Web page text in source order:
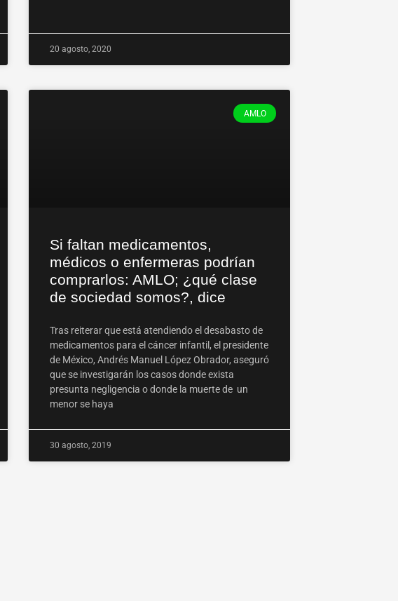
20 agosto, 2020
AMLO
Si faltan medicamentos,
médicos o enfermeras podrían
comprarlos: AMLO; ¿qué clase
de sociedad somos?, dice
Tras reiterar que está atendiendo el desabasto de
medicamentos para el cáncer infantil, el presidente
de México, Andrés Manuel López Obrador, aseguró
que se investigarán los casos donde exista
presunta negligencia o donde la muerte de un
menor se haya
30 agosto, 2019